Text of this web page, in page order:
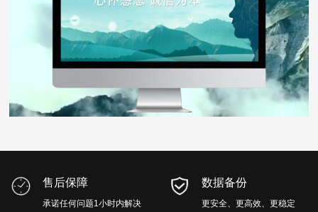
售后保障
承诺任何问题1小时内解决
数据备份
更安全、更高效、更稳定